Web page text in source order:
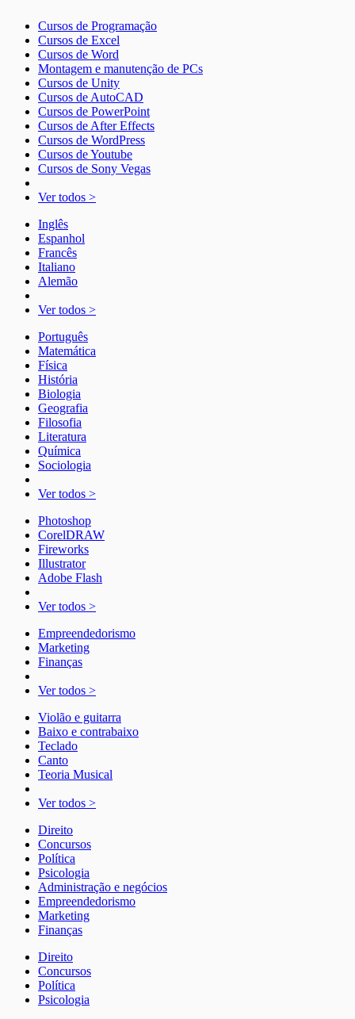
Cursos de Programação
Cursos de Excel
Cursos de Word
Montagem e manutenção de PCs
Cursos de Unity
Cursos de AutoCAD
Cursos de PowerPoint
Cursos de After Effects
Cursos de WordPress
Cursos de Youtube
Cursos de Sony Vegas
Ver todos >
Inglês
Espanhol
Francês
Italiano
Alemão
Ver todos >
Português
Matemática
Física
História
Biologia
Geografia
Filosofia
Literatura
Química
Sociologia
Ver todos >
Photoshop
CorelDRAW
Fireworks
Illustrator
Adobe Flash
Ver todos >
Empreendedorismo
Marketing
Finanças
Ver todos >
Violão e guitarra
Baixo e contrabaixo
Teclado
Canto
Teoria Musical
Ver todos >
Direito
Concursos
Política
Psicologia
Administração e negócios
Empreendedorismo
Marketing
Finanças
Direito
Concursos
Política
Psicologia